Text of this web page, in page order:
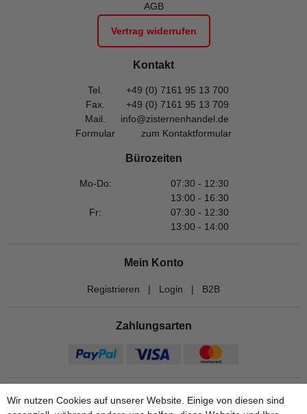
AGB
Vertrag widerrufen
Kontakt
Tel.
+49 (0) 7161 95 13 700
Fax.
+49 (0) 7161 95 13 709
Mail.
info@zisternenhandel.de
Formular
zum Kontaktformular
Bürozeiten
Mo-Do:
07:30 - 12:30
13:00 - 16:30
Fr:
07:30 - 12:30
13:00 - 14:00
Mein Konto
Registrieren | Login | B2B
Zahlungsarten
Wir nutzen Cookies auf unserer Website. Einige von diesen sind